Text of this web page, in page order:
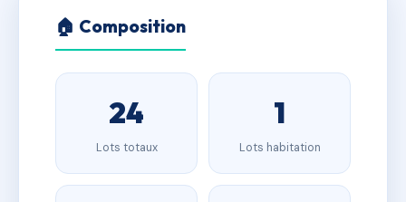
🏠 Composition
24
Lots totaux
1
Lots habitation